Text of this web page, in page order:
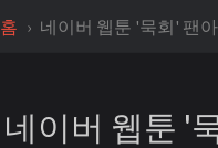
홈 네이버 웹툰 '묵회' 팬
네이버 웹툰 '